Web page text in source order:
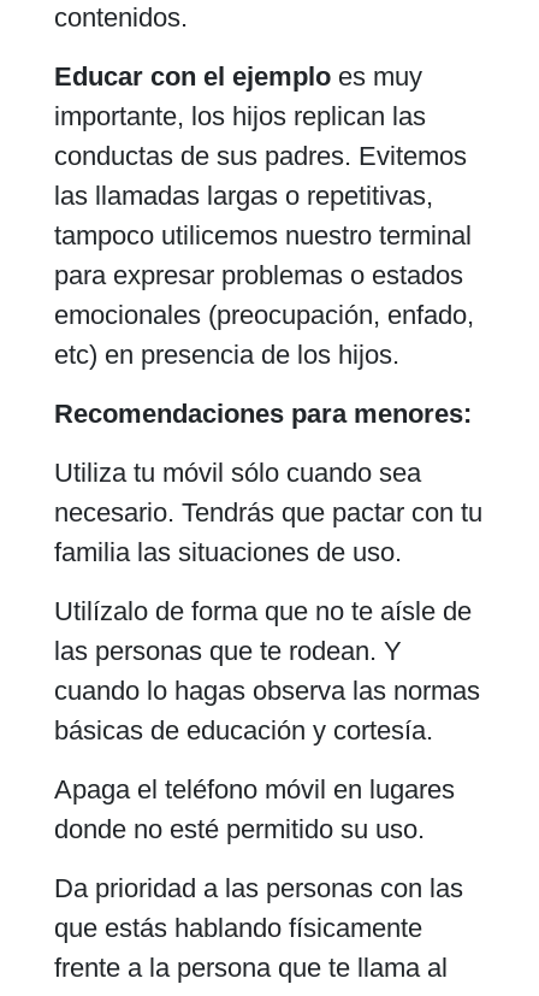
contenidos.
Educar con el ejemplo es muy
importante, los hijos replican las
conductas de sus padres. Evitemos
las llamadas largas o repetitivas,
tampoco utilicemos nuestro terminal
para expresar problemas o estados
emocionales (preocupación, enfado,
etc) en presencia de los hijos.
Recomendaciones para menores:
Utiliza tu móvil sólo cuando sea
necesario. Tendrás que pactar con tu
familia las situaciones de uso.
Utilízalo de forma que no te aísle de
las personas que te rodean. Y
cuando lo hagas observa las normas
básicas de educación y cortesía.
Apaga el teléfono móvil en lugares
donde no esté permitido su uso.
Da prioridad a las personas con las
que estás hablando físicamente
frente a la persona que te llama al